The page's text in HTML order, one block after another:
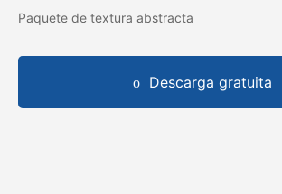
Paquete de textura abstracta
Descarga gratuita